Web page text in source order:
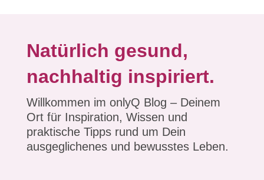
Natürlich gesund,
nachhaltig inspiriert.
Willkommen im onlyQ Blog – Deinem
Ort für Inspiration, Wissen und
praktische Tipps rund um Dein
ausgeglichenes und bewusstes Leben.